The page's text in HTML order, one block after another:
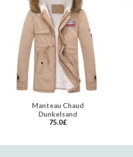
Manteau Chaud
Dunkelsand
75.0£